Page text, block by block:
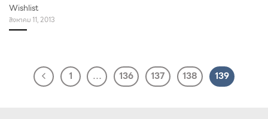
Wishlist
สิงหาคม 11, 2013
1 … 136 137 138 139